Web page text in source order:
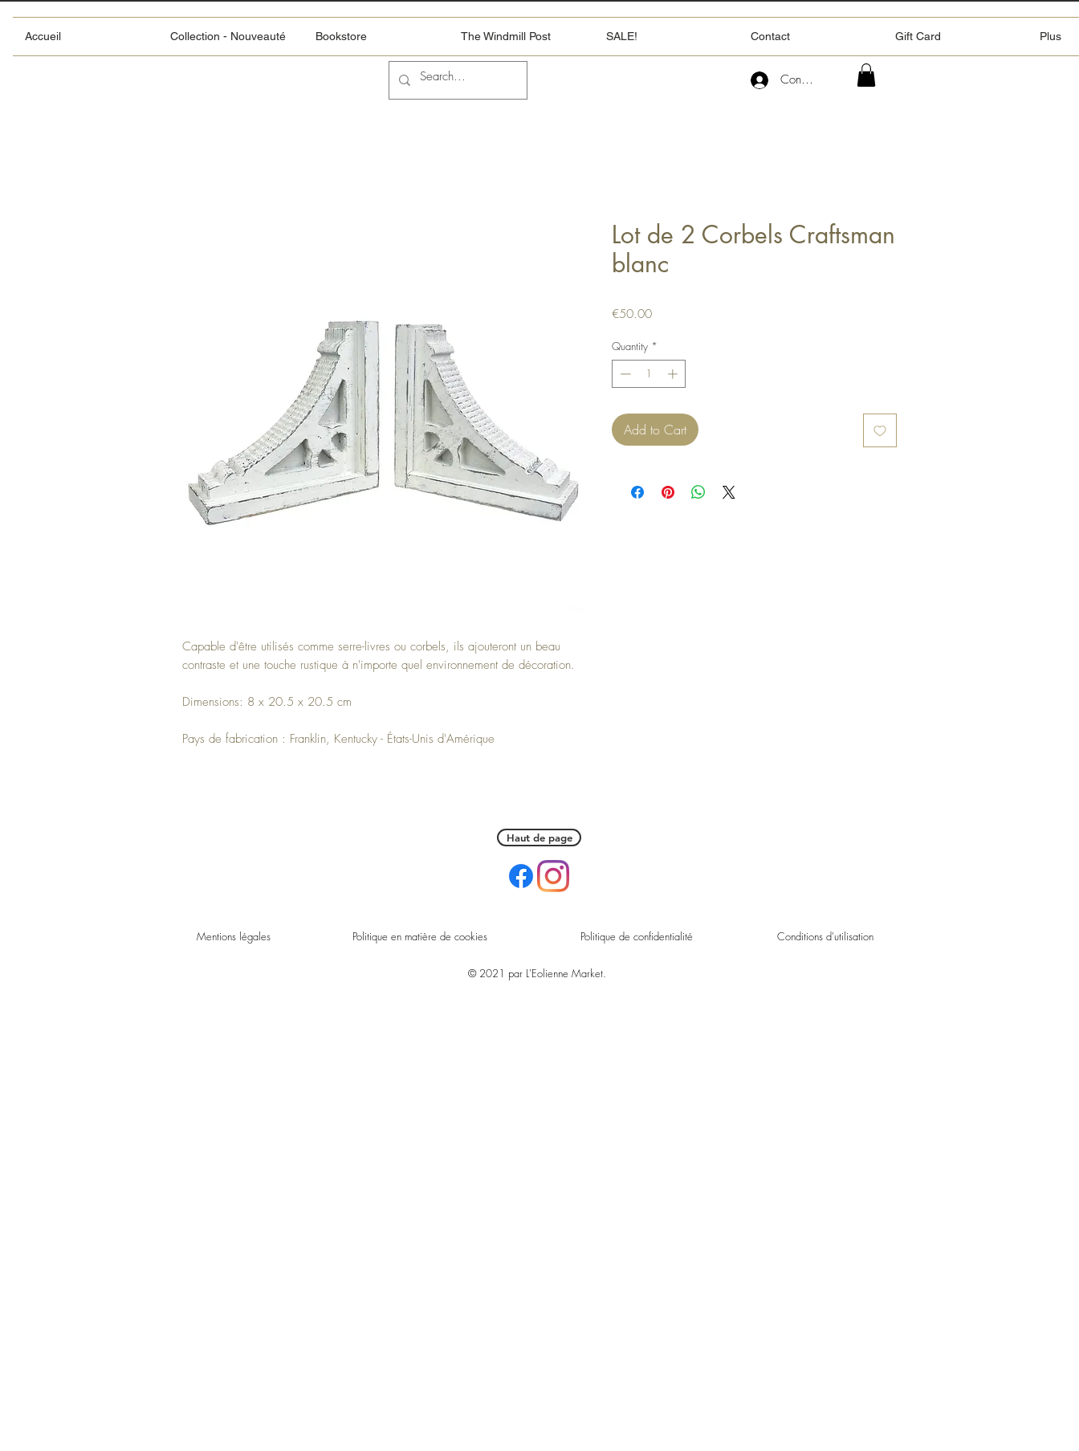
Accueil Collection - Nouveauté Bookstore The Windmill Post SALE! Contact Gift Card Plus
Connexion
Capable d'être utilisés comme serre-livres ou corbels, ils ajouteront un beau
contraste et une touche rustique à n'importe quel environnement de décoration.
Dimensions: 8 x 20.5 x 20.5 cm
Pays de fabrication : Franklin, Kentucky - États-Unis d'Amérique
Lot de 2 Corbels Craftsman
blanc
€50.00Price
Quantity *
Add to Cart
Haut de page
Mentions légales Politique en matière de cookies Politique de confidentialité Conditions d'utilisation
© 2021 par L'Eolienne Market.